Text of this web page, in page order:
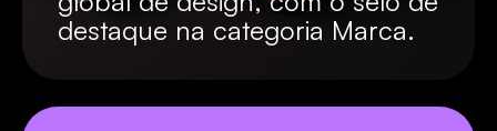
destaque na categoria Marca.